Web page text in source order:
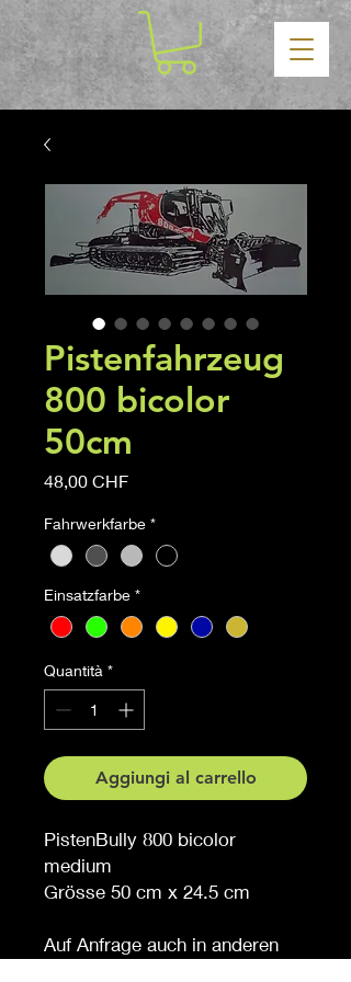
Pistenfahrzeug
800 bicolor
50cm
48,00 CHFPrezzo
Fahrwerkfarbe *
Einsatzfarbe *
Quantità *
Aggiungi al carrello
PistenBully 800 bicolor
medium
Grösse 50 cm x 24.5 cm
Auf Anfrage auch in anderen